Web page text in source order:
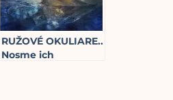
RUŽOVÉ OKULIARE..
Nosme ich